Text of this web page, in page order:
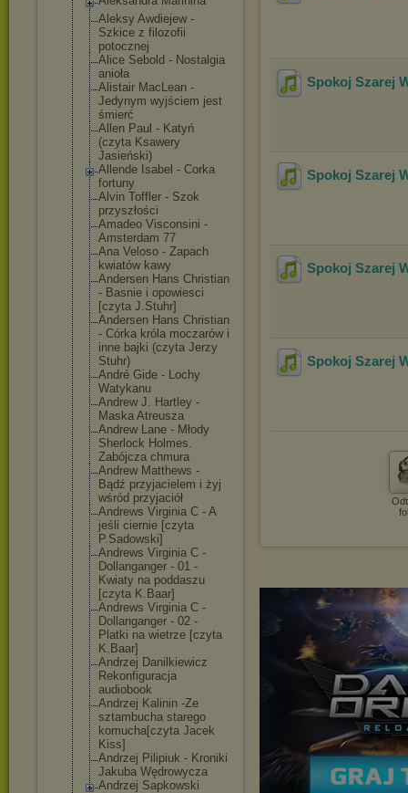
Aleksy Awdiejew -
Szkice z filozofii
potocznej
Alice Sebold - Nostalgia
anioła
Alistair MacLean -
Jedynym wyjściem jest
śmierć
Allen Paul - Katyń
(czyta Ksawery
Jasieński)
Allende Isabel - Corka
fortuny
Alvin Toffler - Szok
przyszłości
Amadeo Visconsini -
Amsterdam 77
Ana Veloso - Zapach
kwiatów kawy
Andersen Hans Christian
- Basnie i opowiesci
[czyta J.Stuhr]
Andersen Hans Christian
- Córka króla moczarów i
inne bajki (czyta Jerzy
Stuhr)
André Gide - Lochy
Watykanu
Andrew J. Hartley -
Maska Atreusza
Andrew Lane - Młody
Sherlock Holmes.
Zabójcza chmura
Andrew Matthews -
Bądź przyjacielem i żyj
wśród przyjaciół
Andrews Virginia C - A
jeśli ciernie [czyta
P.Sadowski]
Andrews Virginia C -
Dollanganger - 01 -
Kwiaty na poddaszu
[czyta K.Baar]
Andrews Virginia C -
Dollanganger - 02 -
Platki na wietrze [czyta
K.Baar]
Andrzej Danilkiewicz
Rekonfiguracja
audiobook
Andrzej Kalinin -Ze
sztambucha starego
komucha[czyta Jacek
Kiss]
Andrzej Pilipiuk - Kroniki
Jakuba Wędrowycza
Andrzej Sapkowski
Spokoj Szarej
Spokoj Szarej
Spokoj Szarej
Spokoj Szarej